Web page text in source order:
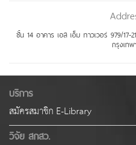
ชั้น 14 อาคาร เอส เอ็ม ทาวเวอร์ 979/
กรุงเท
บริการ
สมัครสมาชิก E-Library
วิจัย สกสว.